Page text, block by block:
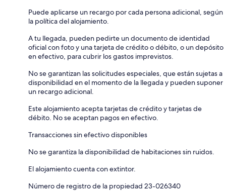
Puede aplicarse un recargo por cada persona adicional, según
la política del alojamiento.
A tu llegada, pueden pedirte un documento de identidad
oficial con foto y una tarjeta de crédito o débito, o un depósito
en efectivo, para cubrir los gastos imprevistos.
No se garantizan las solicitudes especiales, que están sujetas a
disponibilidad en el momento de la llegada y pueden suponer
un recargo adicional.
Este alojamiento acepta tarjetas de crédito y tarjetas de
débito. No se aceptan pagos en efectivo.
Transacciones sin efectivo disponibles
No se garantiza la disponibilidad de habitaciones sin ruidos.
El alojamiento cuenta con extintor.
Número de registro de la propiedad 23-026340